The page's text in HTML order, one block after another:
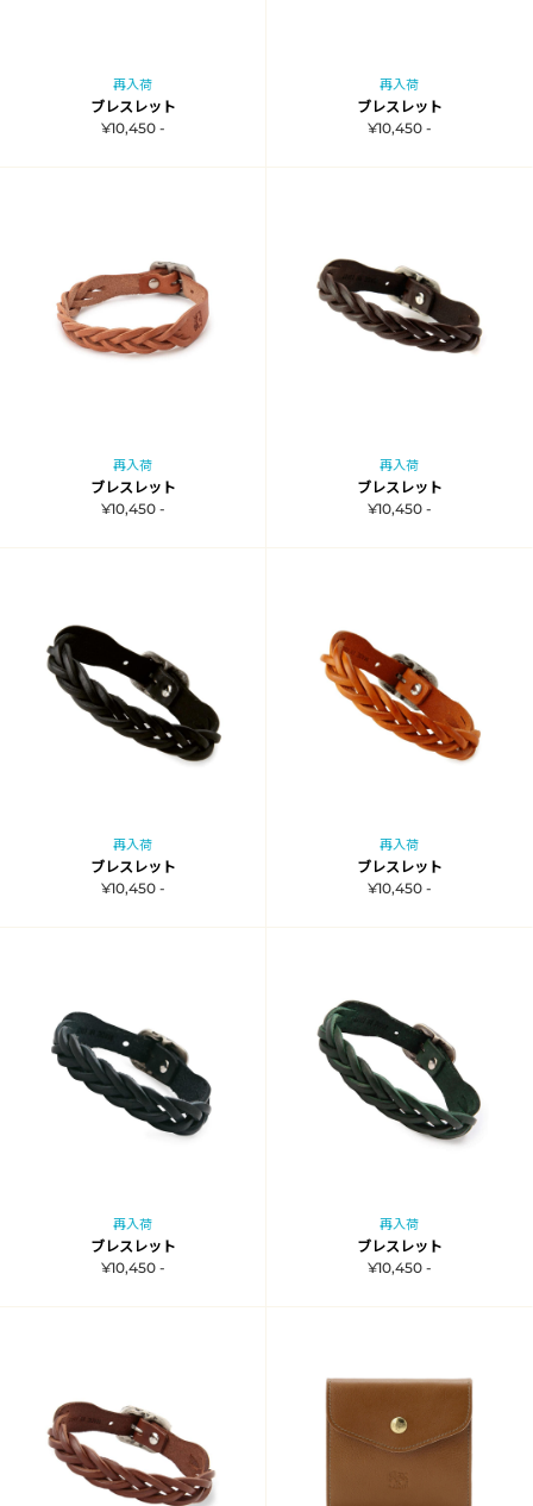
再入荷
ブレスレット
¥10,450 -
再入荷
ブレスレット
¥10,450 -
再入荷
ブレスレット
¥10,450 -
再入荷
ブレスレット
¥10,450 -
再入荷
ブレスレット
¥10,450 -
再入荷
ブレスレット
¥10,450 -
再入荷
ブレスレット
¥10,450 -
再入荷
ブレスレット
¥10,450 -